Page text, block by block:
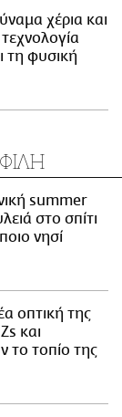
χέρια και
τη φυσική
summer
στο σπίτι
νησί
οπτική της
και
το τοπίο της